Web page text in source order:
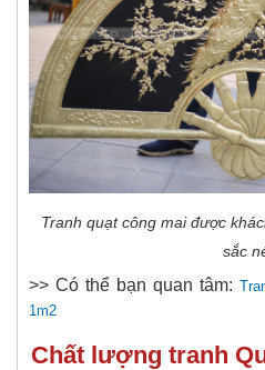
Tranh quạt công mai được
sắc
>> Có thể bạn quan tâm:
1m2
Chất lượng tranh